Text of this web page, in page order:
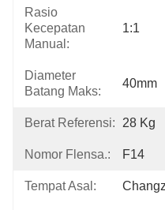
Rasio
Kecepatan
Manual:
1:1
Diameter
Batang Maks:
40mm
Berat Referensi: 28 Kg
Nomor Flensa.: F14
Tempat Asal: